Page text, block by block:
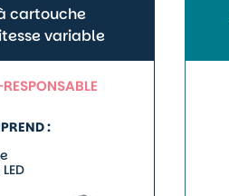
cartouche
variable
: